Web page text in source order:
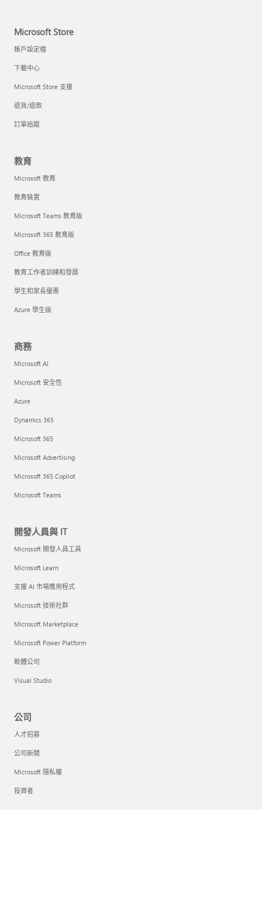
Microsoft Store
帳戶設定檔
下載中心
Microsoft Store 支援
退貨/退款
訂單追蹤
教育
Microsoft 教育
教育裝置
Microsoft Teams 教育版
Microsoft 365 教育版
Office 教育版
教育工作者訓練和發展
學生和家長優惠
Azure 學生版
商務
Microsoft AI
Microsoft 安全性
Azure
Dynamics 365
Microsoft 365
Microsoft Advertising
Microsoft 365 Copilot
Microsoft Teams
開發人員與 IT
Microsoft 開發人員工具
Microsoft Learn
支援 AI 市場應用程式
Microsoft 技術社群
Microsoft Marketplace
Microsoft Power Platform
軟體公司
Visual Studio
公司
人才招募
公司新聞
Microsoft 隱私權
投資者